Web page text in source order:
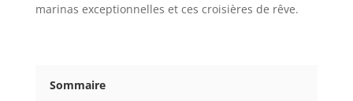
marinas exceptionnelles et ces croisières de rêve.
Sommaire